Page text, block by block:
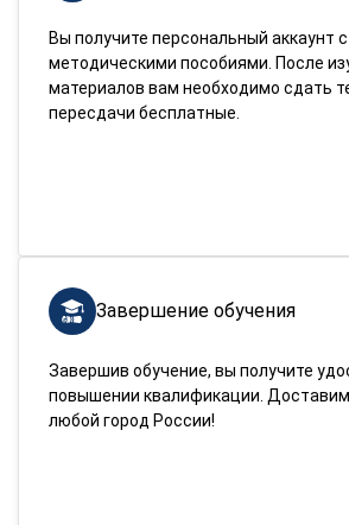
Вы получите персональный аккаунт
методическими пособиями. После
материалов вам необходимо сдать
пересдачи бесплатные.
Завершение обучения
Завершив обучение, вы получите
повышении квалификации.
любой город России!